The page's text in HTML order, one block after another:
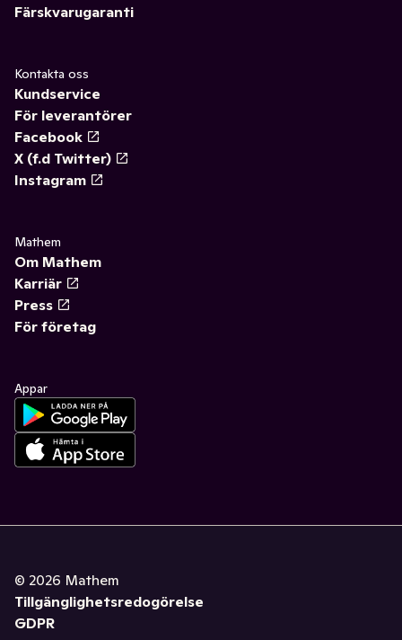
Färskvarugaranti
Kontakta oss
Kundservice
För leverantörer
Facebook
X (f.d Twitter)
Instagram
Mathem
Om Mathem
Karriär
Press
För företag
Appar
© 2026 Mathem
Tillgänglighetsredogörelse
GDPR